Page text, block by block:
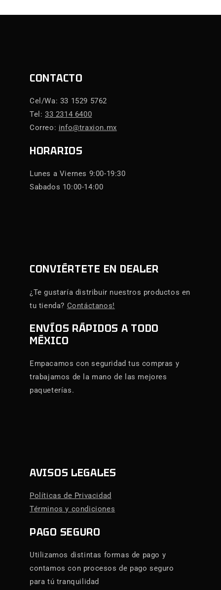
CONTACTO
Cel/Wa: 33 1529 5762
Tel:33 2314 6400
Correo: info@traxion.mx
HORARIOS
Lunes a Viernes 9:00-19:30
Sabados 10:00-14:00
CONVIÉRTETE EN DEALER
¿Te gustaría distribuir nuestros productos en
tu tienda? Contáctanos!
ENVÍOS RÁPIDOS A TODO
MÉXICO
Empacamos con seguridad tus compras y
trabajamos de la mano de las mejores
paqueterías.
AVISOS LEGALES
Políticas de Privacidad
Términos y condiciones
PAGO SEGURO
Utilizamos distintas formas de pago y
contamos con procesos de pago seguro
para tú tranquilidad